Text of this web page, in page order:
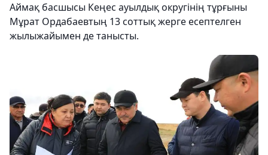
Аймақ басшысы Кеңес ауылдық округінің тұрғыны
Мұрат Ордабаевтың 13 соттық жерге есептелген
жылыжайымен де танысты.